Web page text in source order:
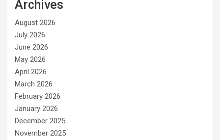
Archives
August 2026
July 2026
June 2026
May 2026
April 2026
March 2026
February 2026
January 2026
December 2025
November 2025